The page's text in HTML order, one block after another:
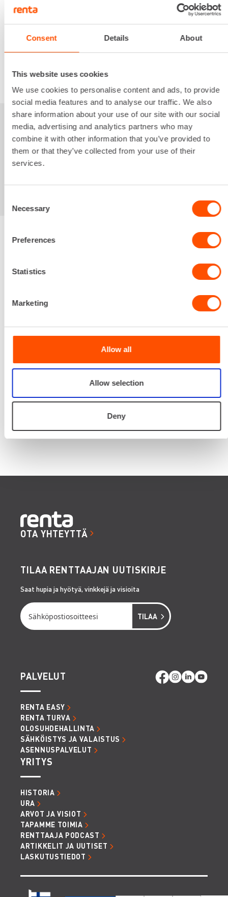
Consent Details About
This website uses cookies
We use cookies to personalise content and ads, to provide
social media features and to analyse our traffic. We also
share information about your use of our site with our social
media, advertising and analytics partners who may
combine it with other information that you’ve provided to
them or that they’ve collected from your use of their
services.
Selection
Necessary
Preferences
Statistics
Marketing
Allow all
Allow selection
Deny
/ pv
Kuukausi / kk
VUOKRAA
Sinua saattaisi
kiinnostaa myös
SOITA
OTA YHTEYTTÄ
TILAA RENTTAAJAN UUTISKIRJE
Saat hupia ja hyötyä, vinkkejä ja visioita
PALVELUT
RENTA EASY
RENTA TURVA
OLOSUHDEHALLINTA
SÄHKÖISTYS JA VALAISTUS
ASENNUSPALVELUT
YRITYS
HISTORIA
URA
ARVOT JA VISIOT
TAPAMME TOIMIA
RENTTAAJA PODCAST
ARTIKKELIT JA UUTISET
LASKUTUSTIEDOT